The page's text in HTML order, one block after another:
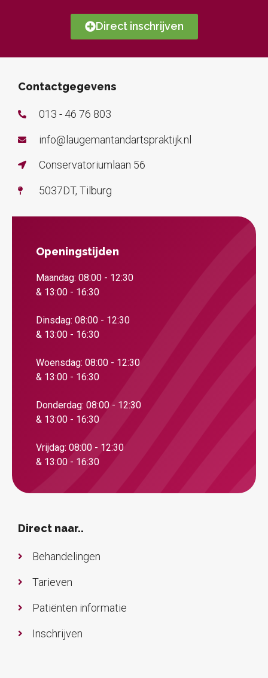
Direct inschrijven
Contactgegevens
013 - 46 76 803
info@laugemantandartspraktijk.nl
Conservatoriumlaan 56
5037DT, Tilburg
Openingstijden
Maandag: 08:00 - 12:30
& 13:00 - 16:30
Dinsdag: 08:00 - 12:30
& 13:00 - 16:30
Woensdag: 08:00 - 12:30
& 13:00 - 16:30
Donderdag: 08:00 - 12:30
& 13:00 - 16:30
Vrijdag: 08:00 - 12:30
& 13:00 - 16:30
Direct naar..
Behandelingen
Tarieven
Patiënten informatie
Inschrijven